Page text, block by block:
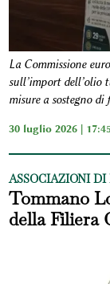
La Commissione
sull’import dell’olio
misure a sostegno
30 luglio 2026 |
ASSOCIAZIONI DI
Tommano
della Filiera